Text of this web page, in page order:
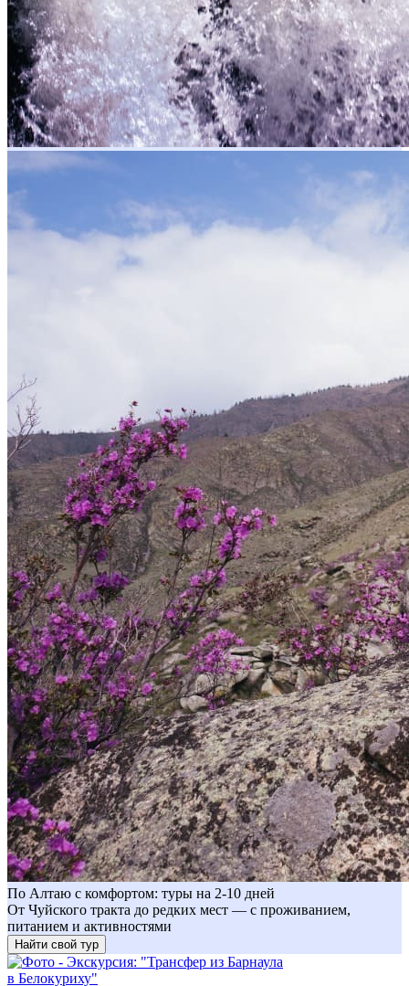
По Алтаю с комфортом: туры на 2-10 дней
От Чуйского тракта до редких мест — с проживанием,
питанием и активностями
Найти свой тур